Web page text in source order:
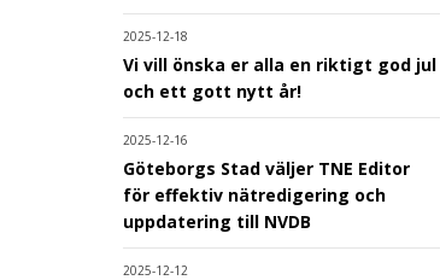
2025-12-18
Vi vill önska er alla en riktigt god jul
och ett gott nytt år!
2025-12-16
Göteborgs Stad väljer TNE Editor
för effektiv nätredigering och
uppdatering till NVDB
2025-12-12